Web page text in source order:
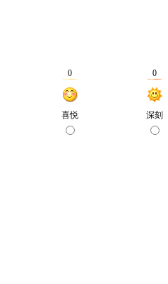
0
喜悦
0
深刻